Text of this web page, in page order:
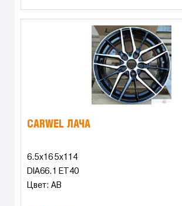
CARWEL ЛАЧА
6.5x16 5x114
DIA66.1 ET40
Цвет: AB